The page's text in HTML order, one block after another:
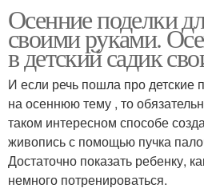
Осенние поделки
своими руками.
в детский садик
И если речь пошла про детские
на осеннюю тему , то
таком интересном способе
живопись с помощью пучка
Достаточно показать ребенку,
немного потренироваться.